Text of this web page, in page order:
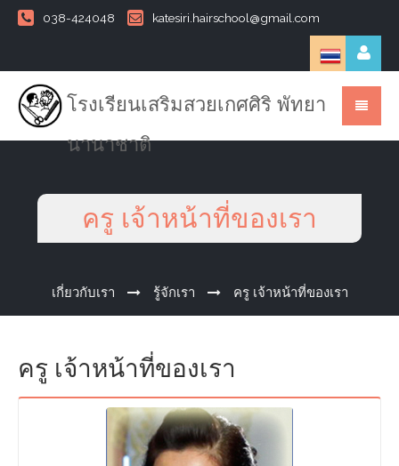
038-424048 katesiri.hairschool@gmail.com
โรงเรียนเสริมสวยเกศศิริ พัทยา
นานาชาติ
ครู เจ้าหน้าที่ของเรา
เกี่ยวกับเรา รู้จักเรา ครู เจ้าหน้าที่ของเรา
ครู เจ้าหน้าที่ของเรา